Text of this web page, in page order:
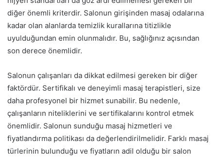
diğer önemli kriterdir. Salonun girişinden masaj odalarına
kadar olan alanlarda temizlik kurallarına titizlikle
uyulduğundan emin olunmalıdır. Bu, sağlığınız açısından
son derece önemlidir.
Salonun çalışanları da dikkat edilmesi gereken bir diğer
faktördür. Sertifikalı ve deneyimli masaj terapistleri, size
daha profesyonel bir hizmet sunabilir. Bu nedenle,
çalışanların niteliklerini ve sertifikalarını kontrol etmek
önemlidir. Salonun sunduğu masaj hizmetleri ve
fiyatlandırma politikası da değerlendirilmelidir. Farklı masaj
türlerinin bulunduğu ve fiyatların adil olduğu bir salon